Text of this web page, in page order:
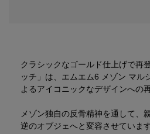
クラシックなゴールド仕上げで再
ッチ」は、エムエム6 メゾン マル
よるアイコニックなデザインへの
メゾン独自の反骨精神を通して、
逆のオブジェへと変容させていま